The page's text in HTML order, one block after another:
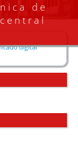
de
digital